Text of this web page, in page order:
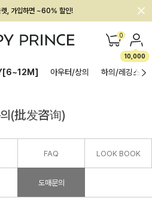
렛, 가입하면 ~60% 할인!
최대 28,000원 혜택 0
10,000
아우터/상의 하의/레깅스
의(批发咨询)
FAQ LOOK BOOK
도매문의